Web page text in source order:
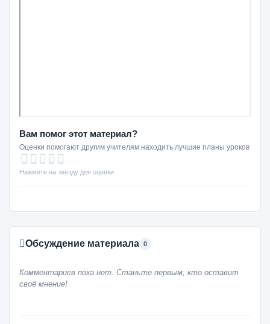
Вам помог этот материал?
Оценки помогают другим учителям находить лучшие планы уроков
Нажмите на звезду для оценки
Обсуждение материала 0
Комментариев пока нет. Станьте первым, кто оставит
своё мнение!